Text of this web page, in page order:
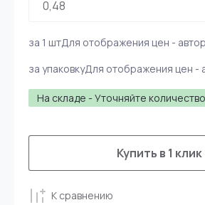
На складе - Уточняйте количество
за 1 штДля отображения цен -
за упаковкуДля отображения цен -
Купить в 1 клик
К сравнению